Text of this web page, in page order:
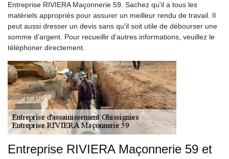
Entreprise RIVIERA Maçonnerie 59. Sachez qu'il a tous les
matériels appropriés pour assurer un meilleur rendu de travail. Il
peut aussi dresser un devis sans qu'il soit utile de débourser une
somme d'argent. Pour recueillir d'autres informations, veuillez le
téléphoner directement.
Entreprise RIVIERA Maçonnerie 59 et